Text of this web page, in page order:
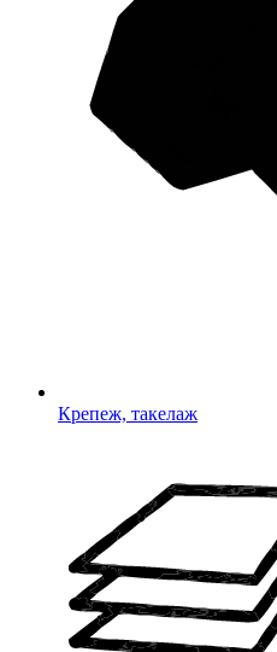
Крепеж, такелаж